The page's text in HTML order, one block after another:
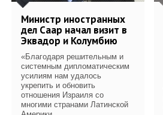
Министр иностранных
дел Саар начал визит в
Эквадор и Колумбию
«Благодаря решительным и
системным дипломатическим
усилиям нам удалось
укрепить и обновить
отношения Израиля со
многими странами Латинской